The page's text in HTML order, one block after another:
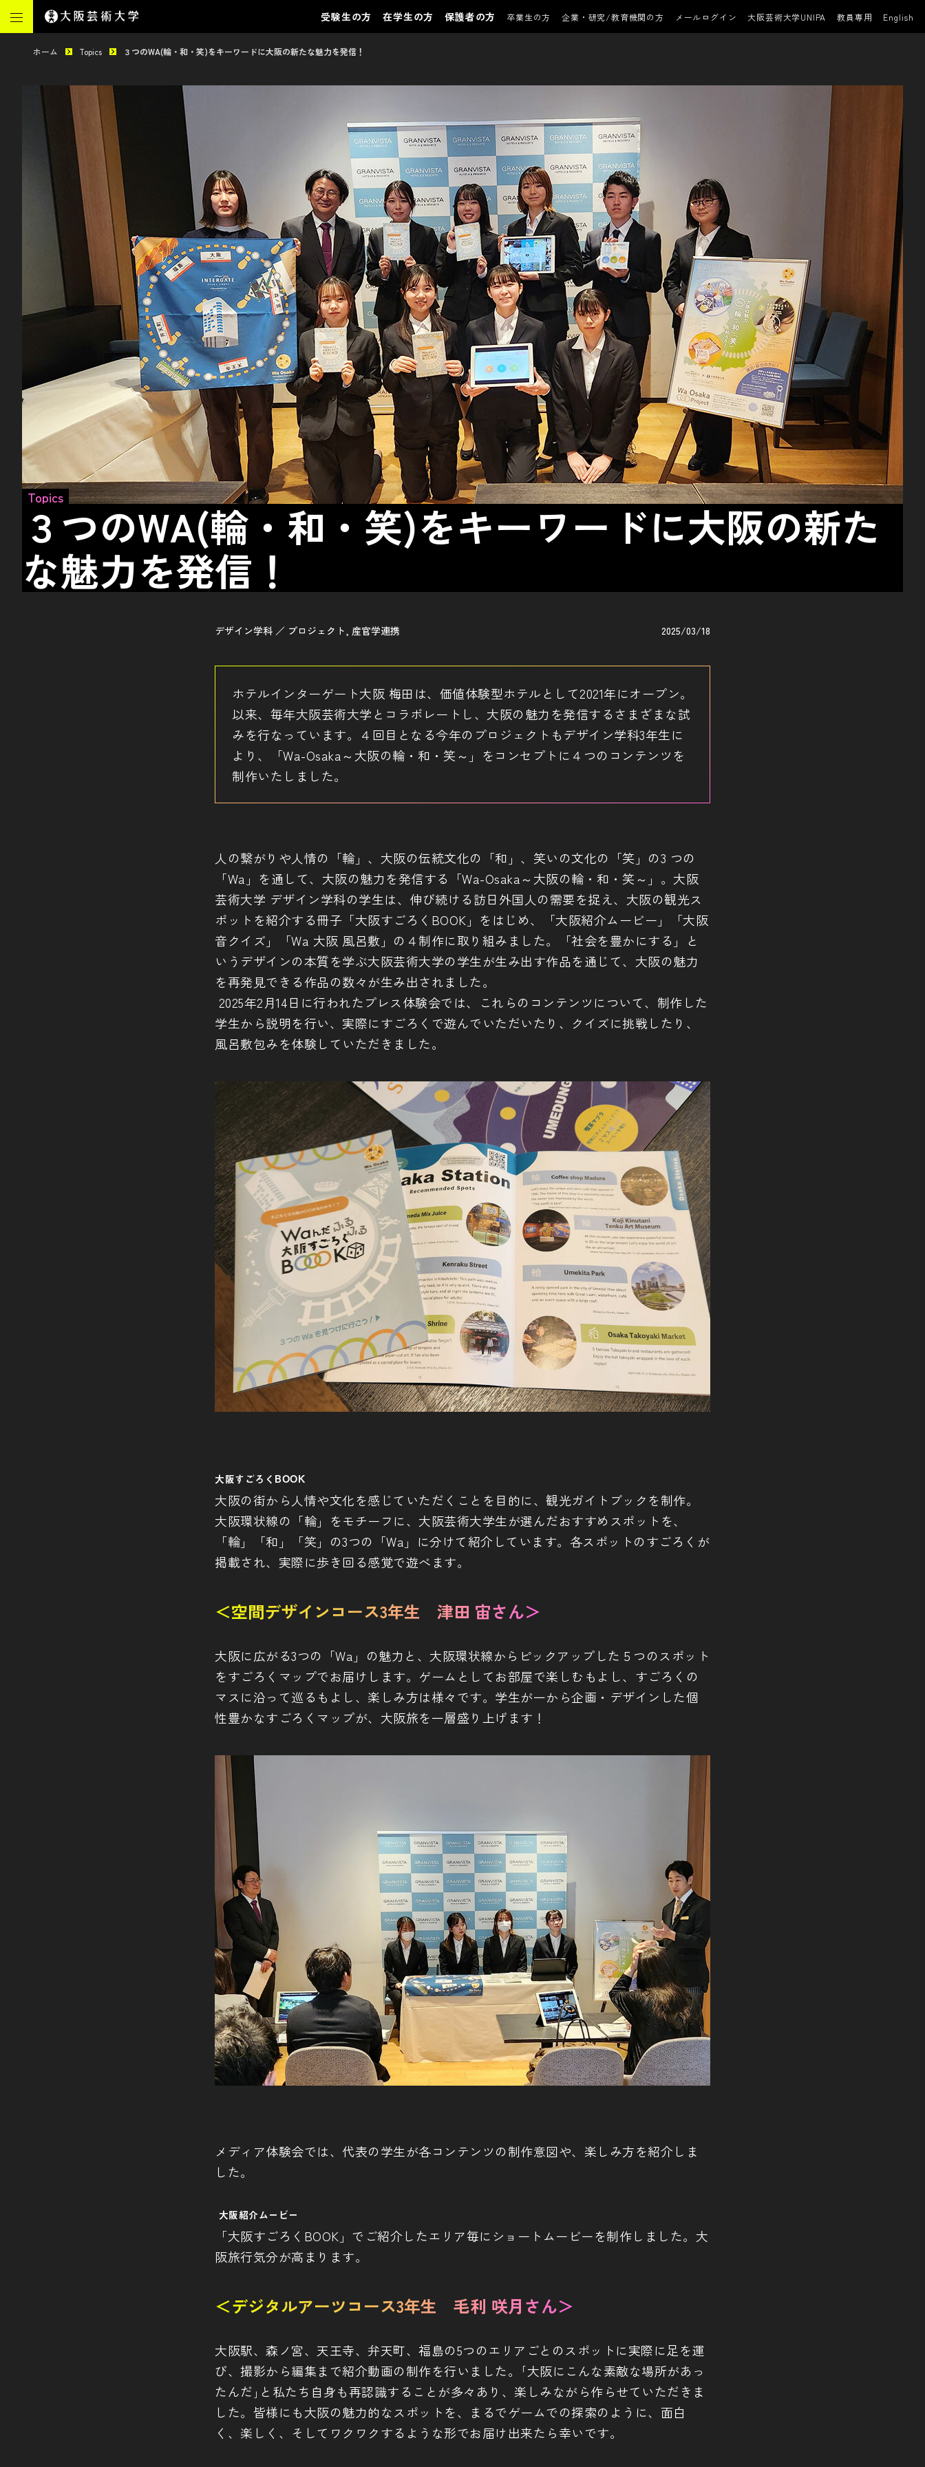
受験生の方 在学生の方 保護者の方 卒業生の方 企業・研究/教育機関の方 メールログイン 大阪芸術大学UNIPA 教員専用 English
ホーム Topics ３つのWA(輪・和・笑)をキーワードに大阪の新たな魅力を発信！
Topics
３つのWA(輪・和・笑)をキーワードに大阪の新た
な魅力を発信！
デザイン学科 ／ プロジェクト, 産官学連携 2025/03/18
ホテルインターゲート大阪 梅田は、価値体験型ホテルとして2021年にオープン。
以来、毎年大阪芸術大学とコラボレートし、大阪の魅力を発信するさまざまな試
みを行なっています。４回目となる今年のプロジェクトもデザイン学科3年生に
より、「Wa-Osaka～大阪の輪・和・笑～」をコンセプトに４つのコンテンツを
制作いたしました。
人の繋がりや人情の「輪」、大阪の伝統文化の「和」、笑いの文化の「笑」の3 つの
「Wa」を通して、大阪の魅力を発信する「Wa-Osaka～大阪の輪・和・笑～」。大阪
芸術大学 デザイン学科の学生は、伸び続ける訪日外国人の需要を捉え、大阪の観光ス
ポットを紹介する冊子「大阪すごろくBOOK」をはじめ、「大阪紹介ムービー」「大阪
音クイズ」「Wa 大阪 風呂敷」の４制作に取り組みました。「社会を豊かにする」と
いうデザインの本質を学ぶ大阪芸術大学の学生が生み出す作品を通じて、大阪の魅力
を再発見できる作品の数々が生み出されました。
2025年2月14日に行われたプレス体験会では、これらのコンテンツについて、制作した
学生から説明を行い、実際にすごろくで遊んでいただいたり、クイズに挑戦したり、
風呂敷包みを体験していただきました。
大阪すごろくBOOK
大阪の街から人情や文化を感じていただくことを目的に、観光ガイトブックを制作。
大阪環状線の「輪」をモチーフに、大阪芸術大学生が選んだおすすめスポットを、
「輪」「和」「笑」の3つの「Wa」に分けて紹介しています。各スポットのすごろくが
掲載され、実際に歩き回る感覚で遊べます。
＜空間デザインコース3年生 津田 宙さん＞
大阪に広がる3つの「Wa」の魅力と、大阪環状線からピックアップした５つのスポット
をすごろくマップでお届けします。ゲームとしてお部屋で楽しむもよし、すごろくの
マスに沿って巡るもよし、楽しみ方は様々です。学生が一から企画・デザインした個
性豊かなすごろくマップが、大阪旅を一層盛り上げます！
メディア体験会では、代表の学生が各コンテンツの制作意図や、楽しみ方を紹介しま
した。
大阪紹介ムービー
「大阪すごろくBOOK」でご紹介したエリア毎にショートムービーを制作しました。大
阪旅行気分が高まります。
＜デジタルアーツコース3年生 毛利 咲月さん＞
大阪駅、森ノ宮、天王寺、弁天町、福島の5つのエリアごとのスポットに実際に足を運
び、撮影から編集まで紹介動画の制作を行いました。｢大阪にこんな素敵な場所があっ
たんだ｣と私たち自身も再認識することが多々あり、楽しみながら作らせていただきま
した。皆様にも大阪の魅力的なスポットを、まるでゲームでの探索のように、面白
く、楽しく、そしてワクワクするような形でお届け出来たら幸いです。